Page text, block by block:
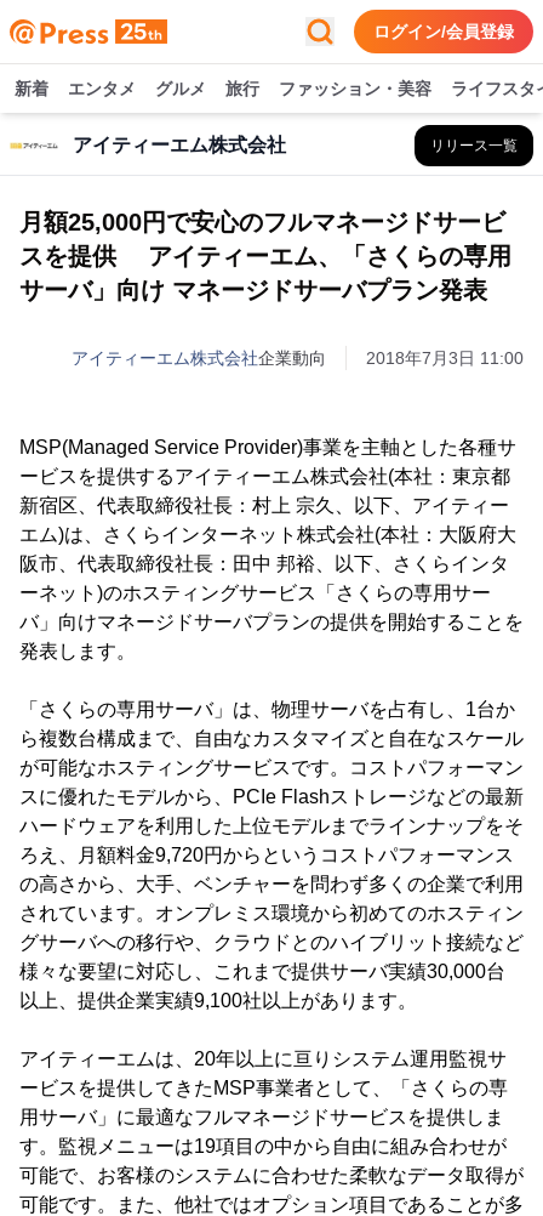
ログイン/会員登録
新着 エンタメ グルメ 旅行 ファッション・美容 ライフスタ
アイティーエム株式会社 リリース一覧
月額25,000円で安心のフルマネージドサービ
スを提供 アイティーエム、「さくらの専用
サーバ」向け マネージドサーバプラン発表
アイティーエム株式会社企業動向 2018年7月3日 11:00
MSP(Managed Service Provider)事業を主軸とした各種サ
ービスを提供するアイティーエム株式会社(本社：東京都
新宿区、代表取締役社長：村上 宗久、以下、アイティー
エム)は、さくらインターネット株式会社(本社：大阪府大
阪市、代表取締役社長：田中 邦裕、以下、さくらインタ
ーネット)のホスティングサービス「さくらの専用サー
バ」向けマネージドサーバプランの提供を開始することを
発表します。
「さくらの専用サーバ」は、物理サーバを占有し、1台か
ら複数台構成まで、自由なカスタマイズと自在なスケール
が可能なホスティングサービスです。コストパフォーマン
スに優れたモデルから、PCIe Flashストレージなどの最新
ハードウェアを利用した上位モデルまでラインナップをそ
ろえ、月額料金9,720円からというコストパフォーマンス
の高さから、大手、ベンチャーを問わず多くの企業で利用
されています。オンプレミス環境から初めてのホスティン
グサーバへの移行や、クラウドとのハイブリット接続など
様々な要望に対応し、これまで提供サーバ実績30,000台
以上、提供企業実績9,100社以上があります。
アイティーエムは、20年以上に亘りシステム運用監視サ
ービスを提供してきたMSP事業者として、「さくらの専
用サーバ」に最適なフルマネージドサービスを提供しま
す。監視メニューは19項目の中から自由に組み合わせが
可能で、お客様のシステムに合わせた柔軟なデータ取得が
可能です。また、他社ではオプション項目であることが多